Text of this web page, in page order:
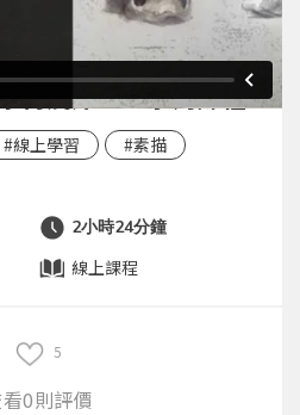
合購再享71折 × 冉茂芹老師
冉茂芹畫室系列課程
#線上學習
#素描
2小時24分鐘
線上課程
5
0則評價